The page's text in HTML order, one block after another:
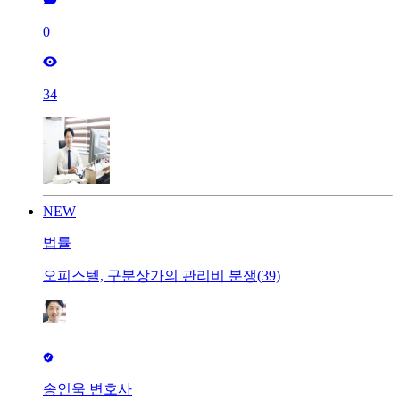
0
34
NEW
법률
오피스텔, 구분상가의 관리비 분쟁(39)
송인욱 변호사